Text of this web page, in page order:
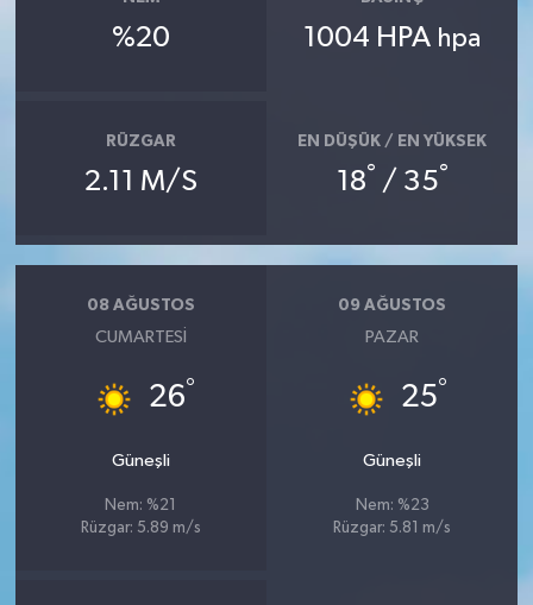
%20 1004 HPA hpa
RÜZGAR
2.11 M/S
EN DÜŞÜK / EN YÜKSEK
18° / 35°
08 AĞUSTOS
CUMARTESI
26°
Güneşli
Nem: %21
Rüzgar: 5.89 m/s
09 AĞUSTOS
PAZAR
25°
Güneşli
Nem: %23
Rüzgar: 5.81 m/s